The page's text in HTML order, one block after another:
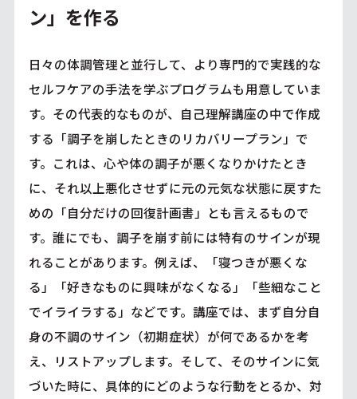
ン」を作る
日々の体調管理と並行して、より専門的で実践的な
セルフケアの手法を学ぶプログラムも用意していま
す。その代表的なものが、自己理解講座の中で作成
する「調子を崩したときのリカバリープラン」で
す。これは、心や体の調子が悪くなりかけたとき
に、それ以上悪化させずに元の元気な状態に戻すた
めの「自分だけの回復計画書」とも言えるもので
す。誰にでも、調子を崩す前には特有のサインが現
れることがあります。例えば、「寝つきが悪くな
る」「好きなものに興味がなくなる」「些細なこと
でイライラする」などです。講座では、まず自分自
身の不調のサイン（初期症状）が何であるかを考
え、リストアップします。そして、そのサインに気
づいた時に、具体的にどのような行動をとるか、対